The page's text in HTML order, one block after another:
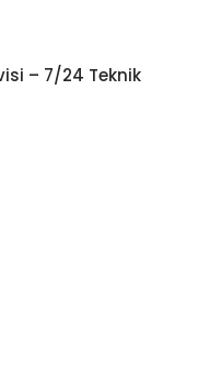
– 7/24 Teknik